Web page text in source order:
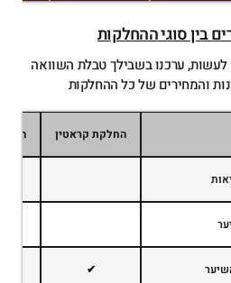
בין סוגי ההחלקות
ערכנו בשבילך טבלת השוואה
והמחירים של כל ההחלקות
החלקת קראטין
✔